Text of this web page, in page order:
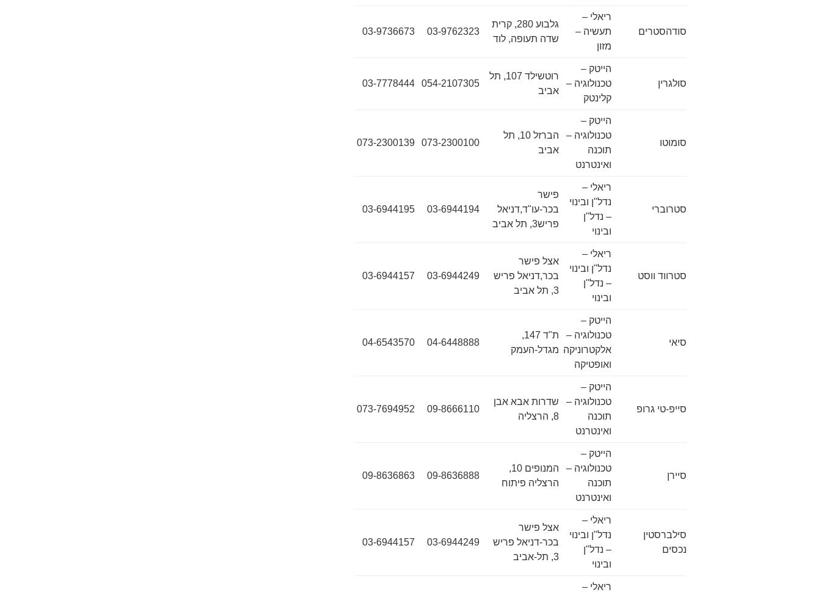
סודהסטרים
ריאלי –
תעשיה –
מזון
גלבוע 280, קרית
שדה תעופה, לוד
03-9762323
03-9736673
סולגרין
הייטק –
טכנולוגיה –
קלינטק
רוטשילד 107, תל
אביב
054-2107305
03-7778444
סומוטו
הייטק –
טכנולוגיה –
תוכנה
ואינטרנט
הברזל 10, תל
אביב
073-2300100
073-2300139
סטרוברי
ריאלי –
נדל"ן ובינוי
– נדל"ן
ובינוי
פישר
בכר-עו"ד,דניאל
פריש3, תל אביב
03-6944194
03-6944195
סטרווד ווסט
ריאלי –
נדל"ן ובינוי
– נדל"ן
ובינוי
אצל פישר
בכר,דניאל פריש
3, תל אביב
03-6944249
03-6944157
סיאי
הייטק –
טכנולוגיה –
אלקטרוניקה
ואופטיקה
ת"ד 147,
מגדל-העמק
04-6448888
04-6543570
סייפ-טי גרופ
הייטק –
טכנולוגיה –
תוכנה
ואינטרנט
שדרות אבא אבן
8, הרצליה
09-8666110
073-7694952
סיירן
הייטק –
טכנולוגיה –
תוכנה
ואינטרנט
המנופים 10,
הרצליה פיתוח
09-8636888
09-8636863
סילברסטין
נכסים
ריאלי –
נדל"ן ובינוי
– נדל"ן
ובינוי
אצל פישר
בכר-דניאל פריש
3, תל-אביב
03-6944249
03-6944157
ריאלי –